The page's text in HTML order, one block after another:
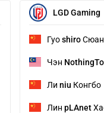
LGD Gaming
Гуоshiro
Чэн
Ли niu Конгбо
Лин pLAnet